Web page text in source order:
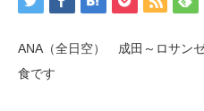
ANA（全日空） 成田～ロサン
食です